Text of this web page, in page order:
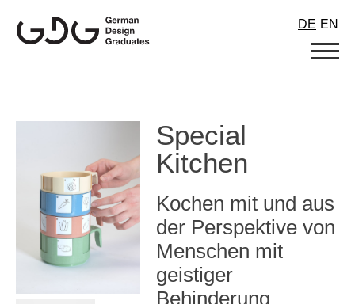
content
DE EN
Special
Kitchen
Kochen mit und aus
der Perspektive von
Menschen mit
geistiger
Behinderung